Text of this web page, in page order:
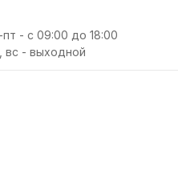
пт - с 09:00 до 18:00
вс - выходной